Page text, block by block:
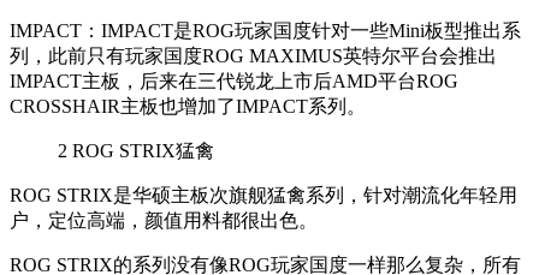
IMPACT ：IMPACT是ROG玩家国度针对一些Mini板型推出系
列，此前只有玩家国度ROG MAXIMUS英特尔平台会推出
IMPACT主板，后来在三代锐龙上市后AMD平台ROG
CROSSHAIR主板也增加了IMPACT系列。
2 ROG STRIX猛禽
ROG STRIX是华硕主板次旗舰猛禽系列，针对潮流化年轻用
户，定位高端，颜值用料都很出色。
ROG STRIX的系列没有像ROG玩家国度一样那么复杂，所有